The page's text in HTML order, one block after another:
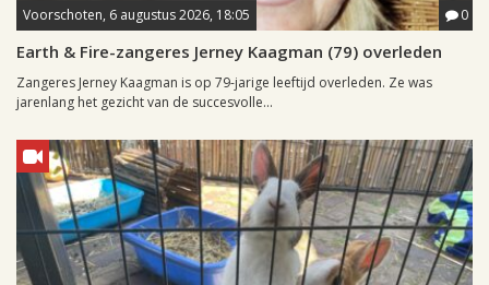
Voorschoten, 6 augustus 2026, 18:05 0
Earth & Fire-zangeres Jerney Kaagman (79) overleden
Zangeres Jerney Kaagman is op 79-jarige leeftijd overleden. Ze was
jarenlang het gezicht van de succesvolle...